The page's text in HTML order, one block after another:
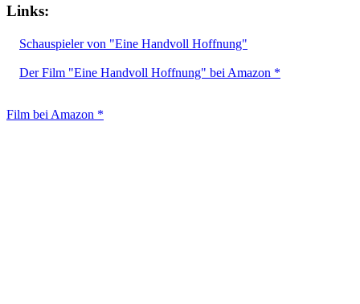
Links:
Schauspieler von "Eine Handvoll Hoffnung"
Der Film "Eine Handvoll Hoffnung" bei Amazon *
Film bei Amazon *